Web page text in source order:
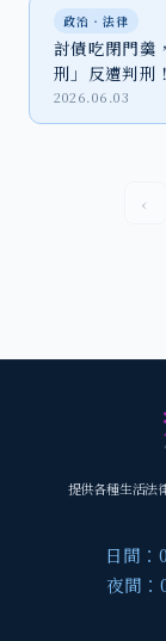
政治‧法律
討債吃閉門羹
刑」反遭判刑！
2026.06.03
‹
提供各種生活法
日間：
夜間：